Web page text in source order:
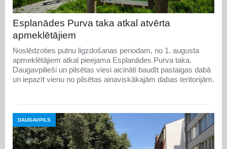
Esplanādes Purva taka atkal atvērta
apmeklētājiem
Noslēdzoties putnu ligzdošanas periodam, no 1. augusta
apmeklētājiem atkal pieejama Esplanādes Purva taka.
Daugavpilieši un pilsētas viesi aicināti baudīt pastaigas dabā
un iepazīt vienu no pilsētas ainaviskākajām dabas teritorijām.
DAUGAVPILS